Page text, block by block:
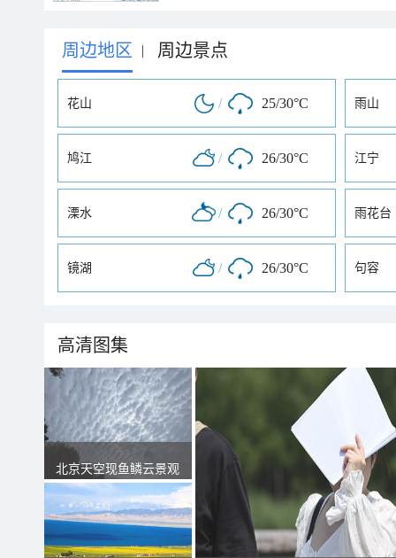
周边地区 | 周边景点
花山 / 25/30°C 雨山
鸠江 / 26/30°C 江宁
溧水 / 26/30°C 雨花台
镜湖 / 26/30°C 句容
高清图集
北京天空现鱼鳞云景观